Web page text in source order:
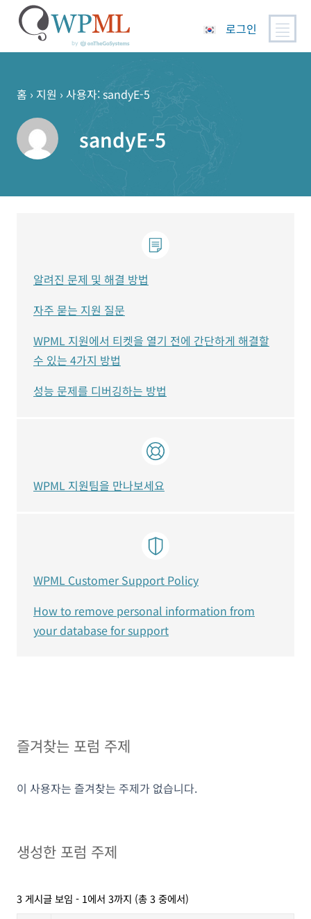
로그인
홈 › 지원 › 사용자: sandyE-5
sandyE-5
즐겨찾는 포럼 주제
이 사용자는 즐겨찾는 주제가 없습니다.
생성한 포럼 주제
3 게시글 보임 - 1에서 3까지 (총 3 중에서)
알려진 문제 및 해결 방법
자주 묻는 지원 질문
WPML 지원에서 티켓을 열기 전에 간단하게 해결할
수 있는 4가지 방법
성능 문제를 디버깅하는 방법
WPML 지원팀을 만나보세요
WPML Customer Support Policy
How to remove personal information from
your database for support